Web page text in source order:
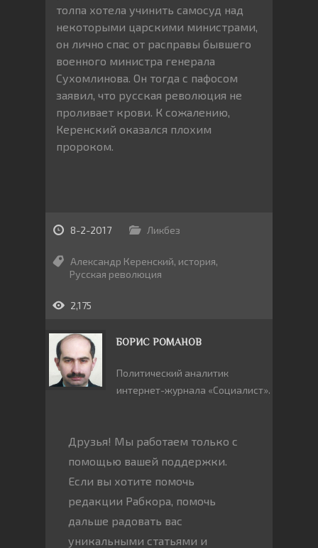
толпа хотела учинить самосуд над
некоторыми царскими министрами,
он лично спас от расправы бывшего
военного министра генерала
Сухомлинова. Он тогда с пафосом
заявил, что русская революция не
проливает крови. К сожалению,
Керенский оказался плохим
пророком.
8-2-2017 Ликбез
Александр Керенский, история,
Русская революция
2,175
БОРИС РОМАНОВ
Политический аналитик
интернет-журнала «Социалист».
Друзья! Мы работаем только с
помощью вашей поддержки.
Если вы хотите помочь
редакции Рабкора, помочь
дальше радовать вас
уникальными статьями и